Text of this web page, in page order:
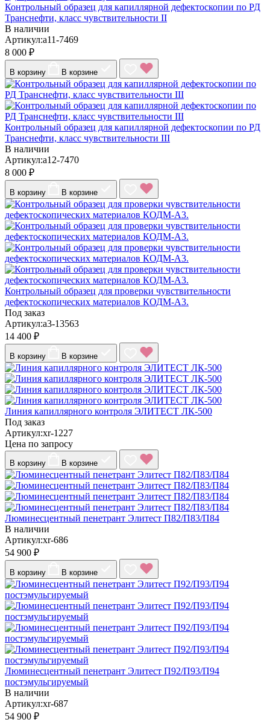
Контрольный образец для капиллярной дефектоскопии по РД
Транснефти, класс чувствительности II
В наличии
Артикул:a11-7469
8 000 ₽
В корзину В корзине
Контрольный образец для капиллярной дефектоскопии по РД
Транснефти, класс чувствительности III
В наличии
Артикул:a12-7470
8 000 ₽
В корзину В корзине
Контрольный образец для проверки чувствительности
дефектоскопических материалов КОДМ-А3.
Под заказ
Артикул:a3-13563
14 400 ₽
В корзину В корзине
Линия капиллярного контроля ЭЛИТЕСТ ЛК-500
Под заказ
Артикул:xr-1227
Цена по запросу
В корзину В корзине
Люминесцентный пенетрант Элитест П82/П83/П84
В наличии
Артикул:xr-686
54 900 ₽
В корзину В корзине
Люминесцентный пенетрант Элитест П92/П93/П94
постэмульгируемый
В наличии
Артикул:xr-687
54 900 ₽